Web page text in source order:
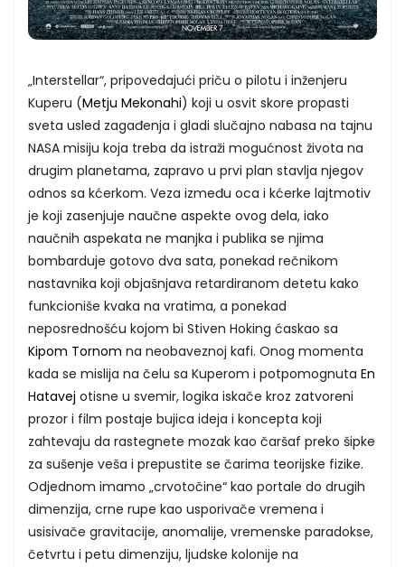
„Interstellar“, pripovedajući priču o pilotu i inženjeru
Kuperu (Metju Mekonahi) koji u osvit skore propasti
sveta usled zagađenja i gladi slučajno nabasa na tajnu
NASA misiju koja treba da istraži mogućnost života na
drugim planetama, zapravo u prvi plan stavlja njegov
odnos sa kćerkom. Veza između oca i kćerke lajtmotiv
je koji zasenjuje naučne aspekte ovog dela, iako
naučnih aspekata ne manjka i publika se njima
bombarduje gotovo dva sata, ponekad rečnikom
nastavnika koji objašnjava retardiranom detetu kako
funkcioniše kvaka na vratima, a ponekad
neposrednošću kojom bi Stiven Hoking ćaskao sa
Kipom Tornom na neobaveznoj kafi. Onog momenta
kada se mislija na čelu sa Kuperom i potpomognuta En
Hatavej otisne u svemir, logika iskače kroz zatvoreni
prozor i film postaje bujica ideja i koncepta koji
zahtevaju da rastegnete mozak kao čaršaf preko šipke
za sušenje veša i prepustite se čarima teorijske fizike.
Odjednom imamo „crvotočine“ kao portale do drugih
dimenzija, crne rupe kao usporivače vremena i
usisivače gravitacije, anomalije, vremenske paradokse,
četvrtu i petu dimenziju, ljudske kolonije na